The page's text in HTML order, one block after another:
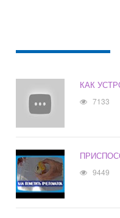
КАК
7133
9449